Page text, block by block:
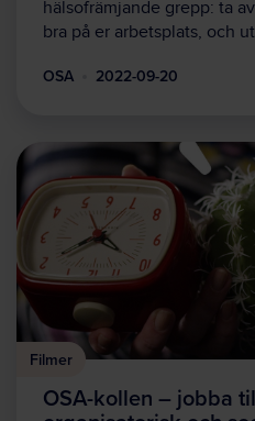
hälsofrämjande grepp: ta
bra på er arbetsplats, och
OSA 2022-09-20
Filmer
OSA-kollen – jobba